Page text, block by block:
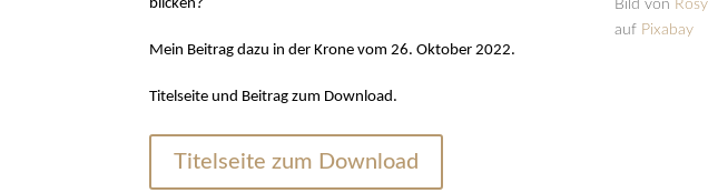
blicken?
Mein Beitrag dazu in der Krone vom 26. Oktober 2022.
Titelseite und Beitrag zum Download.
Titelseite zum Download
Bild von
auf Pixabay